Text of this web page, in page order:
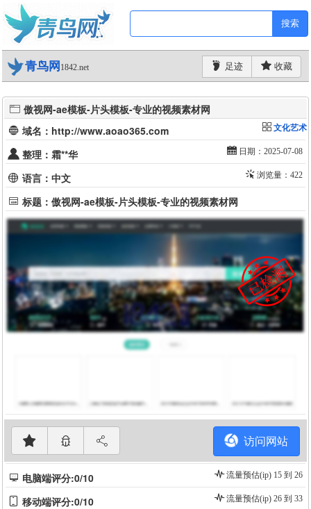
搜索
青鸟网 1842.net 足迹 收藏
傲视网-ae模板-片头模板-专业的视频素材网
域名：http://www.aoao365.com
文化艺术
整理：霜**华 日期：2025-07-08
语言：中文 浏览量：422
标题：傲视网-ae模板-片头模板-专业的视频素材网
访问网站
电脑端评分:0/10 流量预估(ip) 15 到 26
移动端评分:0/10 流量预估(ip) 26 到 33